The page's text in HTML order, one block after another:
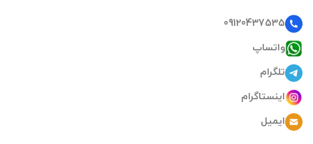
09120437535
واتساپ
تلگرام
اینستاگرام
ایمیل